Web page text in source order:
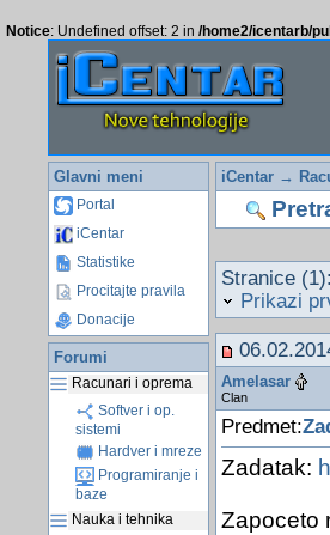
Notice: Undefined offset: 2 in /home2/icentarb/
Glavni meni
Portal
iCentar
Statistike
Procitajte pravila
Donacije
Forumi
Racunari i oprema
Softver i op.
sistemi
Hardver i mreze
Programiranje i
baze
Nauka i tehnika
iCentar→
Stranice (1):
Prikazi
Amelasar
Clan
Predmet:
Zadatak:
Zapoceto